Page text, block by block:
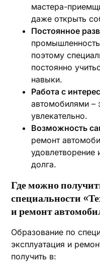
мастера-
даже открыть
Постоянное
промышленность
поэтому
постоянно
навыки.
Работа с
автомобилями –
увлекательно.
Возможность
ремонт
удовлетворение
долга.
Где можно
специальности
и ремонт
Образование по
эксплуатация и
получить в: